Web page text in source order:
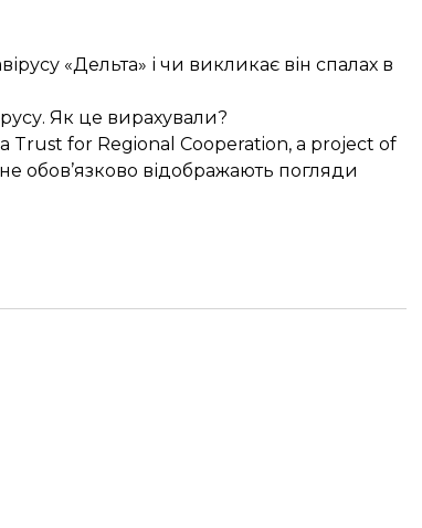
«Дельта» і чи викликає він спалах в
Як це вирахували?
Trust for Regional Cooperation, a project of
обов’язково відображають погляди